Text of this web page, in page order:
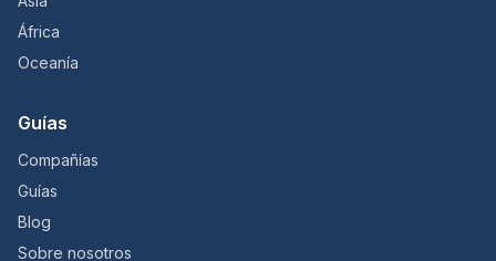
África
Oceanía
Guías
Compañías
Guías
Blog
Sobre nosotros